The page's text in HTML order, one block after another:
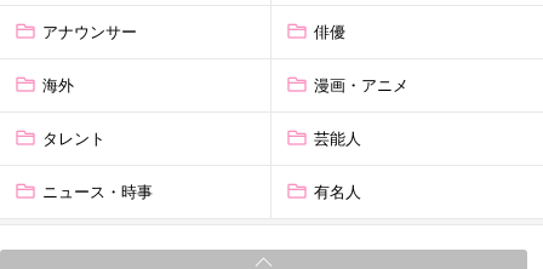
アナウンサー 俳優
海外 漫画・アニメ
タレント 芸能人
ニュース・時事 有名人